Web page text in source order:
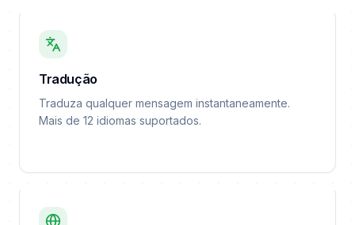
Tradução
Traduza qualquer mensagem instantaneamente.
Mais de 12 idiomas suportados.